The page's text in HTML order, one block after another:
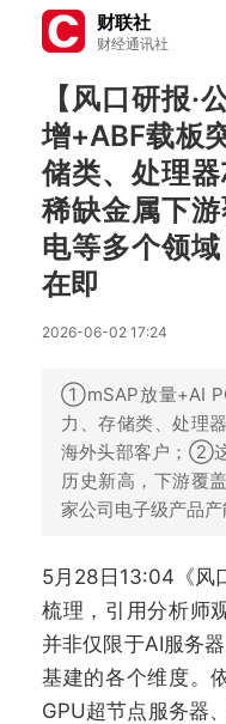
财联社
财经通讯社
【风口研报
增+ABF载板
储类、处理
稀缺金属下
电等多个领
在即
2026-06-02 17:24
①mSAP放量+AI
力、存储类、处理
海外头部客户；②
历史新高，下游覆
家公司电子级产品产
5月28日13:04《风
梳理，引用分析师
并非仅限于AI服务
基建的各个维度。
GPU超节点服务器